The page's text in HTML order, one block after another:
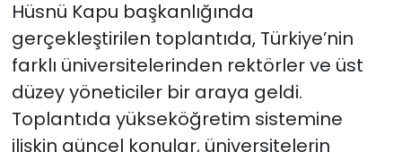
Hüsnü Kapu başkanlığında
gerçekleştirilen toplantıda, Türkiye’nin
farklı üniversitelerinden rektörler ve üst
düzey yöneticiler bir araya geldi.
Toplantıda yükseköğretim sistemine
ilişkin güncel konular, üniversitelerin